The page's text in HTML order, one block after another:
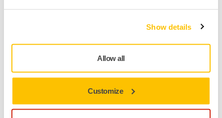
Show details
Allow all
Customize
Handy Kit 80x230MM
Staubfrei Schleifen mit dem Mirka HandyKit.